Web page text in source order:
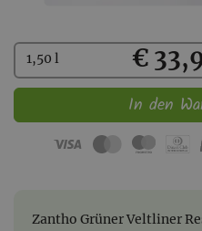
Kaufen
1,50 l €
In den
Zantho Grüner Veltliner